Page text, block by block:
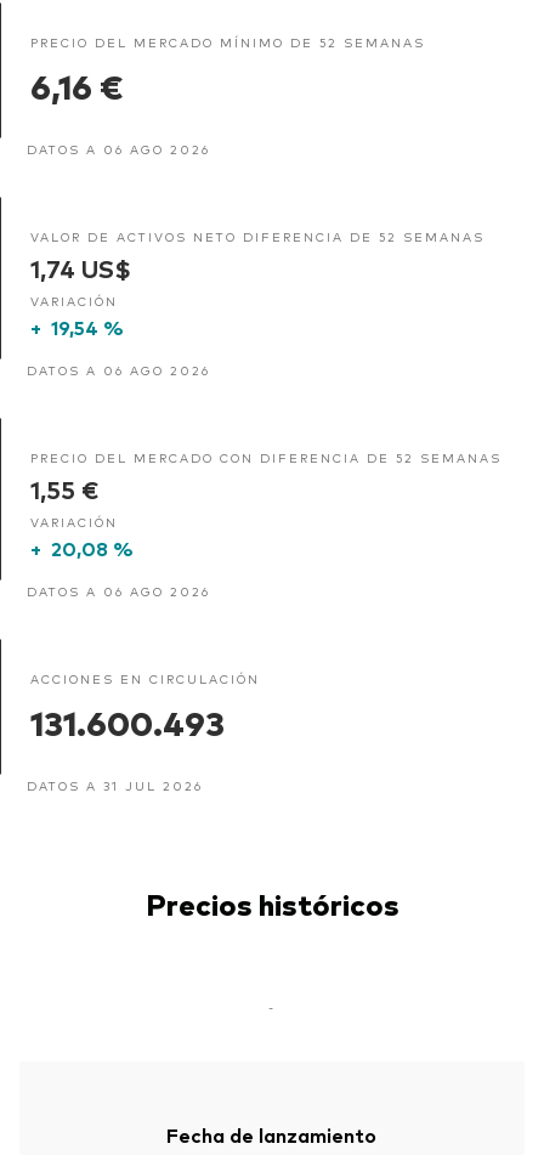
PRECIO DEL MERCADO MÍNIMO DE 52 SEMANAS
6,16 €
DATOS A 06 AGO 2026
VALOR DE ACTIVOS NETO DIFERENCIA DE 52 SEMANAS
1,74 US$
VARIACIÓN
+ 19,54 %
DATOS A 06 AGO 2026
PRECIO DEL MERCADO CON DIFERENCIA DE 52 SEMANAS
1,55 €
VARIACIÓN
+ 20,08 %
DATOS A 06 AGO 2026
ACCIONES EN CIRCULACIÓN
131.600.493
DATOS A 31 JUL 2026
Precios históricos
-
Fecha de lanzamiento